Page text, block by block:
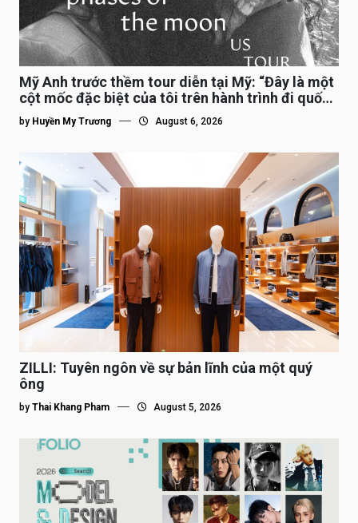
Mỹ Anh trước thềm tour diễn tại Mỹ: “Đây là một
cột mốc đặc biệt của tôi trên hành trình đi quốc
tế”
by Huyền My Trương August 6, 2026
ZILLI: Tuyên ngôn về sự bản lĩnh của một quý
ông
by Thai Khang Pham August 5, 2026